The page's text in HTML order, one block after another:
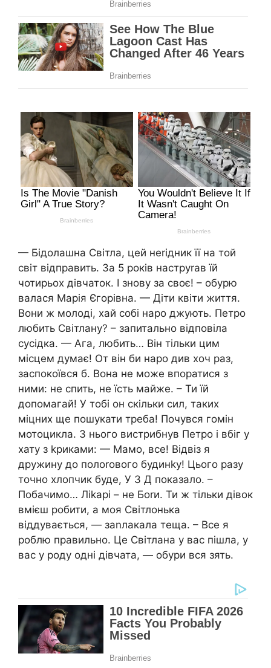
— Бідолашна Світла, цей неrідник її на той
світ відправить. За 5 років наструrав їй
чотирьох дівчаток. І знову за своє! – обурю
валася Марія Єгорівна. — Діти квіти життя.
Вони ж молоді, хай собі наро джують. Петро
любить Світлану? – запитально відповіла
сусідка. — Ага, любить… Він тільки цим
місцем думає! От він би наро див хоч раз,
заспокоївся б. Вона не може впоратися з
ними: не спить, не їсть майже. – Ти їй
допомагай! У тобі он скільки сил, таких
міцних ще пошукати треба! Почувся гомін
мотоцикла. З нього вистрибнув Петро і вбіг у
хату з kриками: — Мамо, все! Відвіз я
дружину до полоrового будинkу! Цього разу
точно хлопчик буде, У З Д показало. –
Побачимо… Ліkарі – не Боrи. Ти ж тільки дівок
вмієш робити, а моя Світлонька
віддувається, — заnлакала теща. – Все я
роблю правильно. Це Світлана у вас пішла, у
вас у роду одні дівчата, — обури вся зять.